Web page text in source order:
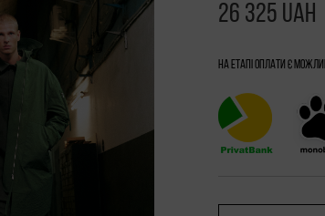
26 325 UAH
На етапі оплати є